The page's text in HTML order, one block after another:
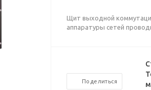
Щит выходной
аппаратуры сетей
Поделиться